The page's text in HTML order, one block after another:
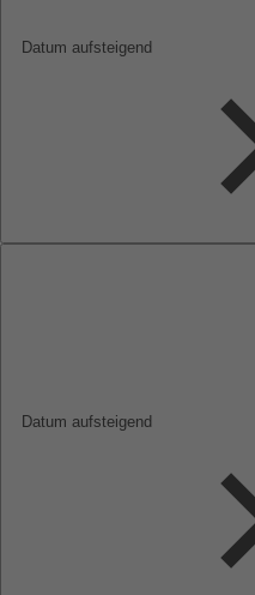
Datum aufsteigend
Datum aufsteigend